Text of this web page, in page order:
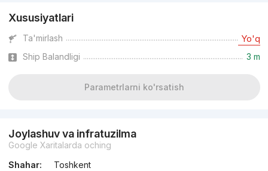
Xususiyatlari
Ta'mirlash Yo'q
Ship Balandligi 3 m
Parametrlarni ko'rsatish
Joylashuv va infratuzilma
Google Xaritalarda oching
Shahar:
Toshkent